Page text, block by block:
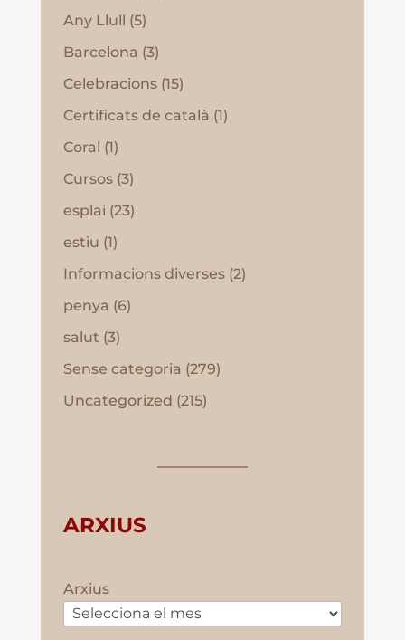
Any Llull (5)
Barcelona (3)
Celebracions(15)
Certificats de català (1)
Coral (1)
Cursos(3)
esplai (23)
estiu (1)
Informacions diverses(2)
penya (6)
salut (3)
Sense categoria (279)
Uncategorized (215)
ARXIUS
Arxius